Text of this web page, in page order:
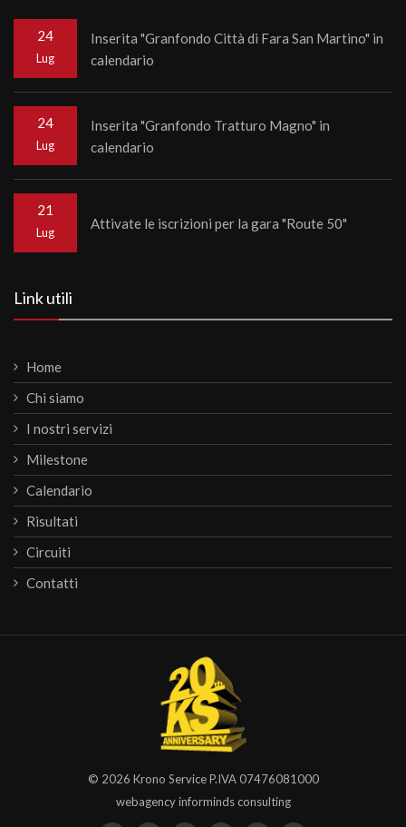
24
Lug
Inserita "Granfondo Città di Fara San Martino" in
calendario
24
Lug
Inserita "Granfondo Tratturo Magno" in
calendario
21
Lug
Attivate le iscrizioni per la gara "Route 50"
Link utili
Home
Chi siamo
I nostri servizi
Milestone
Calendario
Risultati
Circuiti
Contatti
© 2026 Krono ServiceP.IVA 07476081000
webagency informinds consulting